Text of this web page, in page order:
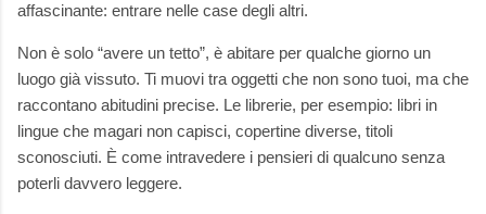
affascinante: entrare nelle case degli altri.
Non è solo “avere un tetto”, è abitare per qualche giorno un
luogo già vissuto. Ti muovi tra oggetti che non sono tuoi, ma che
raccontano abitudini precise. Le librerie, per esempio: libri in
lingue che magari non capisci, copertine diverse, titoli
sconosciuti. È come intravedere i pensieri di qualcuno senza
poterli davvero leggere.